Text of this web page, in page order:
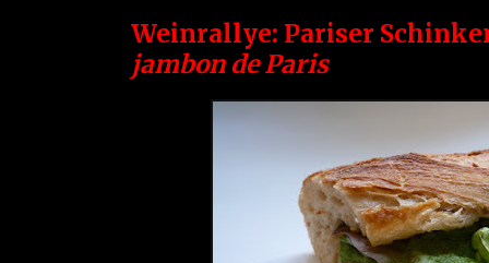
Weinrallye: Pariser
jambon de Paris